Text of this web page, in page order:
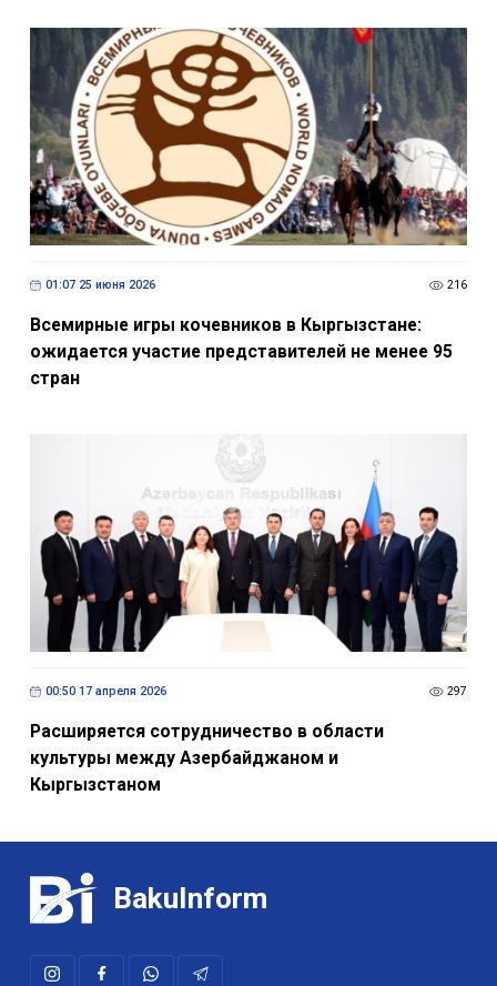
01:07 25 июня 2026 216
Всемирные игры кочевников в Кыргызстане:
ожидается участие представителей не менее 95
стран
00:50 17 апреля 2026 297
Расширяется сотрудничество в области
культуры между Азербайджаном и
Кыргызстаном
BakuInform